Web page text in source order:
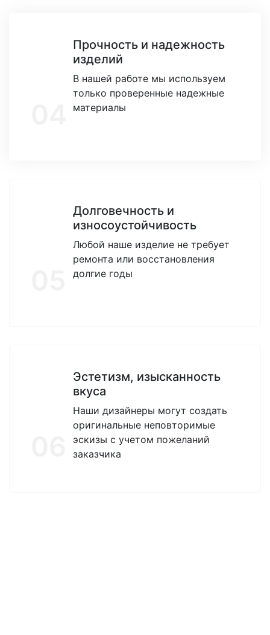
Прочность и надежность
изделий
В нашей работе мы используем
только проверенные надежные
материалы
Долговечность и
износоустойчивость
Любой наше изделие не требует
ремонта или восстановления
долгие годы
Эстетизм, изысканность
вкуса
Наши дизайнеры могут создать
оригинальные неповторимые
эскизы с учетом пожеланий
заказчика